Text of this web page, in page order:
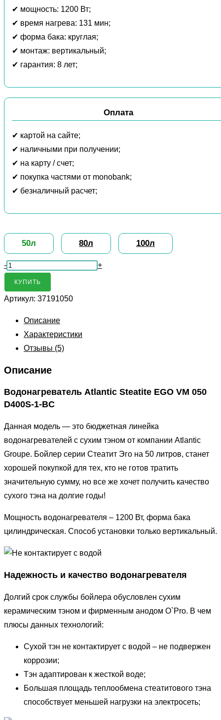
✔ мощность: 1200 Вт;
✔ время нагрева: 131 мин;
✔ форма бака: круглая;
✔ монтаж: вертикальный;
✔ гарантия: 8 лет;
Оплата
✔ картой на сайте;
✔ наличными при получении;
✔ на карту / счет;
✔ покупка частями от monobank;
✔ безналичный расчет;
50л 80л 100л
Количество
Бойлер
Atlantic
EGO
050
1-
BC
(37191050)
- +
КУПИТЬ
Артикул: 37191050
Описание
Характеристики
Отзывы (5)
Описание
Водонагреватель Atlantic Steatite EGO VM 050
D400S-1-BC
Данная модель — это бюджетная линейка
водонагревателей с сухим тэном от компании Atlantic
Groupe. Бойлер серии Стеатит Эго на 50 литров, станет
хорошей покупкой для тех, кто не готов тратить
значительную сумму, но все же хочет получить качество
сухого тэна на долгие годы!
Мощность водонагревателя – 1200 Вт, форма бака
цилиндрическая. Способ установки только вертикальный.
Надежность и качество водонагревателя
Долгий срок службы бойлера обусловлен сухим
керамическим тэном и фирменным анодом O`Pro. В чем
плюсы данных технологий:
Сухой тэн не контактирует с водой – не подвержен
коррозии;
Тэн адаптирован к жесткой воде;
Большая площадь теплообмена стеатитового тэна
способствует меньшей нагрузки на электросеть;